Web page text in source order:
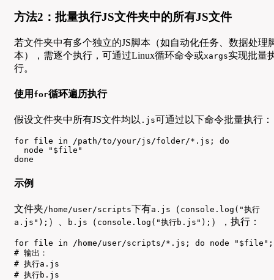
方法2：批量执行JS文件夹中的所有JS文件
若文件夹中有多个独立的JS脚本（如自动化任务、数据处理
本），需逐个执行，可通过Linux循环命令或xargs实现批量
行。
使用 for循环遍历执行
假设文件夹中所有JS文件均以 .js可通过以下命令批量执行：
for file in /path/to/your/js/folder/*.js; do
  node "$file"
done
示例
文件夹 /home/user/scripts下有a.js （ console.log("执行
a.js"); ）、 b.js （ console.log("执行b.js"); ），执行：
for file in /home/user/scripts/*.js; do node "$file";
# 输出：
# 执行a.js
# 执行b.js